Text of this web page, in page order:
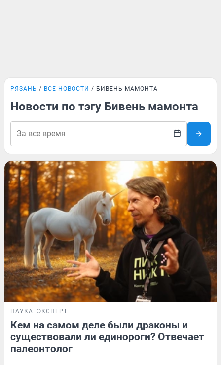
РЯЗАНЬ ВСЕ НОВОСТИ БИВЕНЬ МАМОНТА
Новости по тэгу Бивень мамонта
НАУКА ЭКСПЕРТ
Кем на самом деле были драконы и
существовали ли единороги? Отвечает
палеонтолог